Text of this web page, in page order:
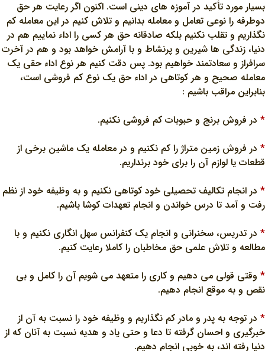
بسيار مورد تأکيد در آموزه هاي ديني است. اکنون اگر رعايت هر حق
دوطرفه را نوعي تعامل و معامله بدانيم و تلاش کنيم در اين معامله کم
نگذاريم و تقلب نکنيم بلکه صادقانه حق هر کسي را اداء نماييم هم در
دنيا، زندگي ها شيرين و پرنشاط و با آرامش خواهد بود و هم در آخرت
سرافراز و سعادتمند خواهيم بود. پس دقت کنيم هر نوع اداء حقي يک
معامله صحيح و هر کوتاهي در اداء حق يک نوع کم فروشي است،
بنابراين مراقب باشيم :
* در فروش برنج و حبوبات کم فروشي نکنيم.
* در فروش زمين متراژ را کم نکنيم و در معامله يک ماشين برخي از
قطعات يا لوازم آن را براي خود برنداريم.
* در انجام تکاليف تحصيلي خود کوتاهي نکنيم و به وظيفه خود از نظم
رفت و آمد تا درس خواندن و انجام تعهدات کوشا باشيم.
* در تدريس، سخنراني و انجام يک کنفرانس سهل انگاري نکنيم و با
مطالعه و تلاش علمي حق مخاطبان را کاملا رعايت کنيم.
* وقتي قولي مي دهيم و کاري را متعهد مي شويم آن را کامل و بي
نقص و به موقع انجام دهيم.
* در توجه به پدر و مادر کم نگذاريم و وظيفه خود را نسبت به آن از
خبرگيري و احسان گرفته تا دعا و حتي ياد و هديه نسبت به آنان که از
دنيا رفته اند، به خوبي انجام دهيم.